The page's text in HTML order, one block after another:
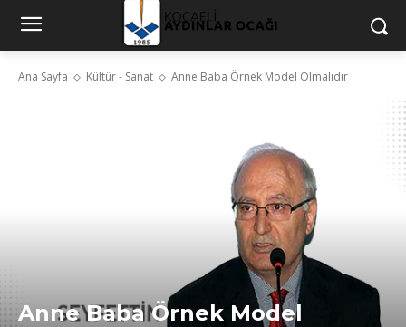
Ana Sayfa Kültür - Sanat Anne Baba Örnek Model Olmalıdır
Anne Baba Örnek Model